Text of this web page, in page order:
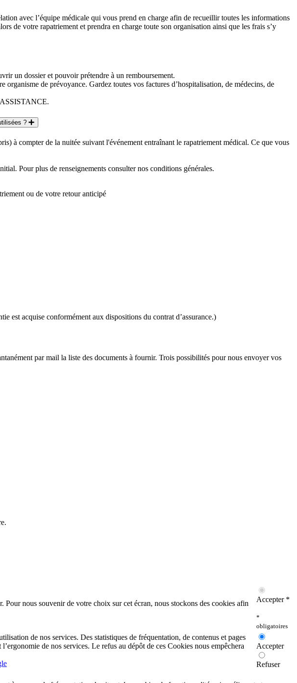
avec l’équipe médicale qui vous prend en charge afin de recueillir toutes les informations
votre rapatriement et prendra en charge toute son organisation ainsi que les frais s’y
un dossier et pouvoir prétendre à un remboursement.
de prévoyance. Gardez toutes vos factures d’hospitalisation, de médecins, de
ASSISTANCE.
?
à compter de la nuitée suivant l'événement entraînant le rapatriement médical. Ce que vous
Pour plus de renseignements consulter nos conditions générales.
ou de votre retour anticipé
est acquise conformément aux dispositions du contrat d’assurance.)
par mail la liste des documents à fournir. Trois possibilités pour nous envoyer vos
nous souvenir de votre choix sur cet écran, nous stockons des cookies afin
Accepter *
*
obligatoires
de nos services. Des statistiques de fréquentation, de contenus et pages
de nos services. Le refus au dépôt de ces Cookies nous empêchera
Accepter
Refuser